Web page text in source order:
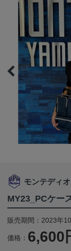
モンテディ
MY23_PCケー
販売期間：2023年
価格： 6,600